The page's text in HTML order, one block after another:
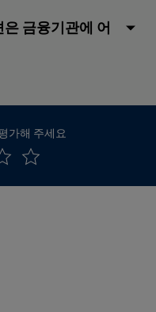
금융기관에 어
가해 주세요